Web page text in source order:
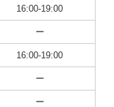
16:00-19:00
ー
16:00-19:00
ー
ー